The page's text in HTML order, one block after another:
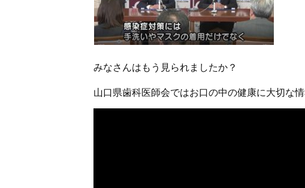
みなさんはもう見られましたか？
山口県歯科医師会ではお口の中の健康に大切な